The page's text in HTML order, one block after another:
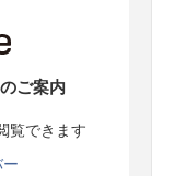
のご案内
覧できます